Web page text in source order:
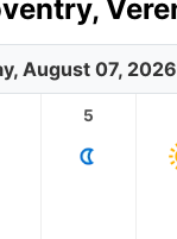
August 07, 2026
5